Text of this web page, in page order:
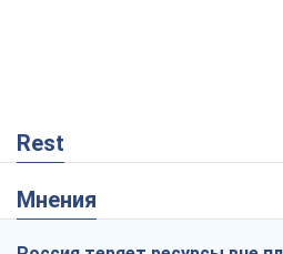
Rest
Мнения